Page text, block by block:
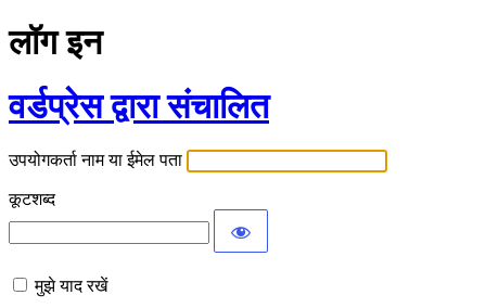
लॉग इन
वर्डप्रेस द्वारा संचालित
उपयोगकर्ता नाम या ईमेल पता
कूटशब्द
मुझे याद रखें